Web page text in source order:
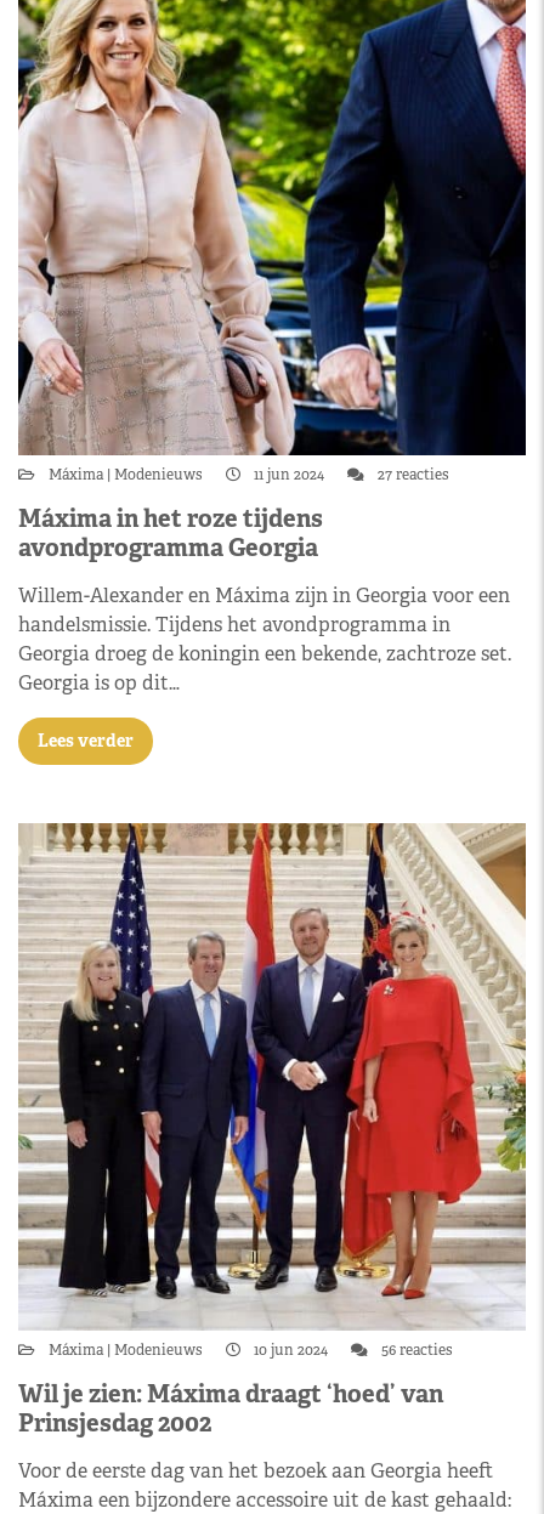
Máxima Modenieuws 11 jun 2024 27 reacties
Máxima in het roze tijdens
avondprogramma Georgia
Willem-Alexander en Máxima zijn in Georgia voor een
handelsmissie. Tijdens het avondprogramma in
Georgia droeg de koningin een bekende, zachtroze set.
Georgia is op dit…
Lees verder
Máxima Modenieuws 10 jun 2024 56 reacties
Wil je zien: Máxima draagt ‘hoed’ van
Prinsjesdag 2002
Voor de eerste dag van het bezoek aan Georgia heeft
Máxima een bijzondere accessoire uit de kast gehaald: